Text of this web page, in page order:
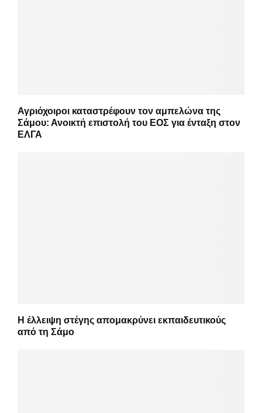
Αγριόχοιροι καταστρέφουν τον αμπελώνα της
Σάμου: Ανοικτή επιστολή του ΕΟΣ για ένταξη στον
ΕΛΓΑ
Η έλλειψη στέγης απομακρύνει εκπαιδευτικούς
από τη Σάμο